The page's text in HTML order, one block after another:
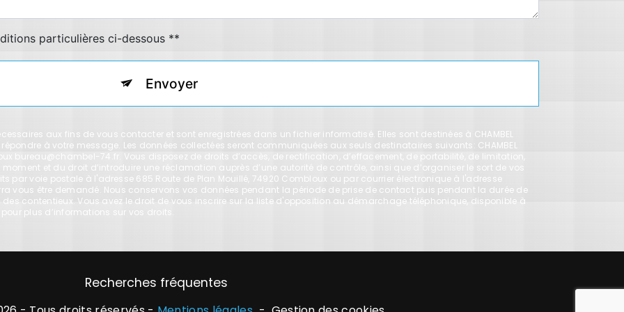
particulières ci-dessous **
Envoyer
aux fins de vous contacter et sont enregistrées dans un fichier informatisé. Elles sont destinées à CHAMBEL
répondre à votre message. Les données collectées seront communiquées aux seuls destinataires suivants: CHAMBEL
bureau@chambel-74.fr. Vous disposez de droits d’accès, de rectification, d’effacement, de portabilité, de limitation,
et du droit d’introduire une réclamation auprès d’une autorité de contrôle, ainsi que d’organiser le sort de vos
par voie postale à l'adresse 685 Route de Plan Mouillé, 74920 Combloux ou par courrier électronique à l'adresse
vous être demandé. Nous conservons vos données pendant la période de prise de contact puis pendant la durée de
contentieux. Vous avez le droit de vous inscrire sur la liste d'opposition au démarchage téléphonique, disponible à
pour plus d’informations sur vos droits.
Recherches fréquentes